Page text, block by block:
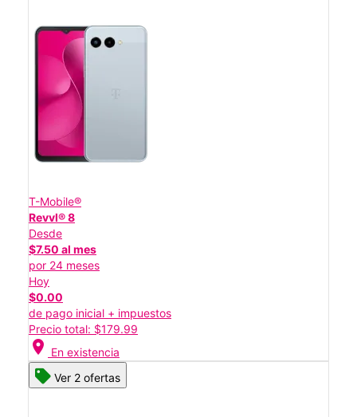
T-Mobile®
Revvl® 8
Desde
$7.50 al mes
por 24 meses
Hoy
$0.00
de pago inicial + impuestos
Precio total: $179.99
location_on En existencia
Ver 2 ofertas